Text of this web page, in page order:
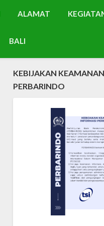
ALAMAT
BALI
KEBIJAKAN
PERBARINDO